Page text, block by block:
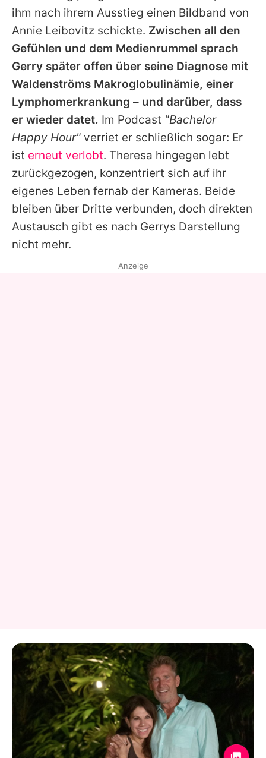
ihm nach ihrem Ausstieg einen Bildband von
Annie Leibovitz schickte. Zwischen all den
Gefühlen und dem Medienrummel sprach
Gerry später offen über seine Diagnose mit
Waldenströms Makroglobulinämie, einer
Lymphomerkrankung – und darüber, dass
er wieder datet. Im Podcast "Bachelor
Happy Hour" verriet er schließlich sogar: Er
ist erneut verlobt. Theresa hingegen lebt
zurückgezogen, konzentriert sich auf ihr
eigenes Leben fernab der Kameras. Beide
bleiben über Dritte verbunden, doch direkten
Austausch gibt es nach Gerrys Darstellung
nicht mehr.
Anzeige